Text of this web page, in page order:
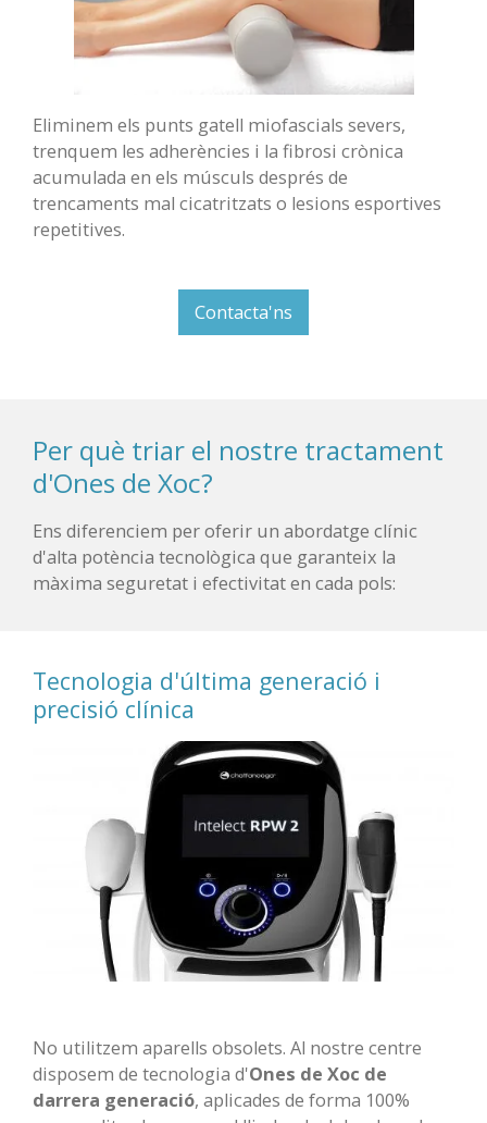
Eliminem els punts gatell miofascials severs,
trenquem les adherències i la fibrosi crònica
acumulada en els músculs després de
trencaments mal cicatritzats o lesions esportives
repetitives.
Contacta'ns
Per què triar el nostre tractament
d'Ones de Xoc?
Ens diferenciem per oferir un abordatge clínic
d'alta potència tecnològica que garanteix la
màxima seguretat i efectivitat en cada pols:
Tecnologia d'última generació i
precisió clínica
No utilitzem aparells obsolets. Al nostre centre
disposem de tecnologia d'Ones de Xoc de
darrera generació, aplicades de forma 100%